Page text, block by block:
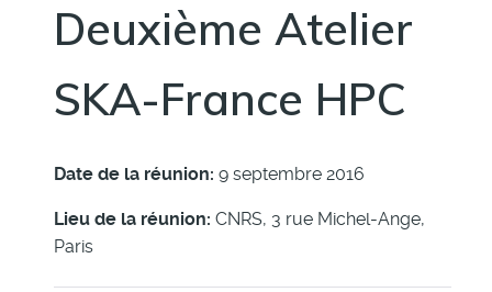
Deuxième Atelier
SKA-France HPC
Date de la réunion: 9 septembre 2016
Lieu de la réunion: CNRS, 3 rue Michel-Ange,
Paris